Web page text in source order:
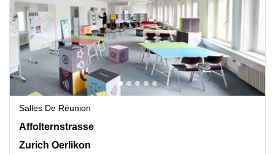
Salles De Réunion
Affolternstrasse 52, Zurich Oerlikon
Affolternstrasse
Zurich Oerlikon